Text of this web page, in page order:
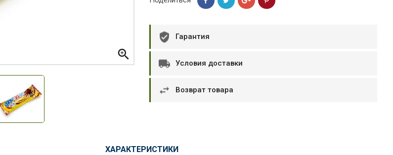
Ольга Кузяева
Лежу в больнице, сделала заказ, все
привезли раньше назначенного
времени. Курьер Анвар, спасибо ему!
Тимур B.Д.
Оформляют заказ и доставляют

Гарантия
Условия доставки
Возврат товара
ХАРАКТЕРИСТИКИ